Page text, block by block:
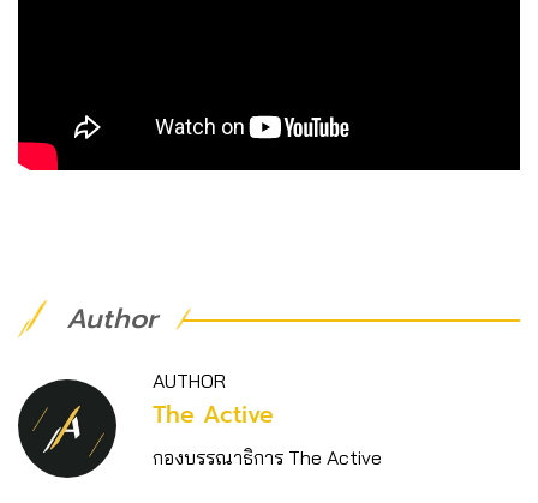
Author
AUTHOR
The Active
กองบรรณาธิการ The Active